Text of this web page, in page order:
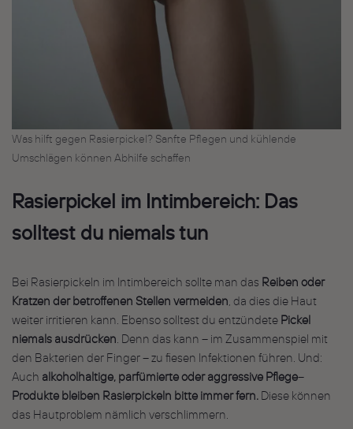
Was hilft gegen Rasierpickel? Sanfte Pflegen und kühlende
Umschlägen können Abhilfe schaffen
Rasierpickel im Intimbereich: Das
solltest du niemals tun
Bei Rasierpickeln im Intimbereich sollte man das Reiben oder
Kratzen der betroffenen Stellen vermeiden , da dies die Haut
weiter irritieren kann. Ebenso solltest du entzündete Pickel
niemals ausdrücken . Denn das kann – im Zusammenspiel mit
den Bakterien der Finger – zu fiesen Infektionen führen. Und:
Auch alkoholhaltige, parfümierte oder aggressive Pflege–
Produkte bleiben Rasierpickeln bitte immer fern. Diese können
das Hautproblem nämlich verschlimmern.